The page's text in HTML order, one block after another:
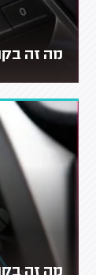
מה זה